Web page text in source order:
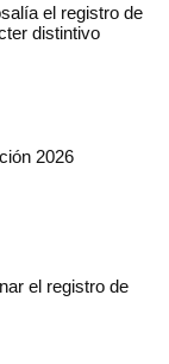
el registro de
distintivo
2026
el registro de